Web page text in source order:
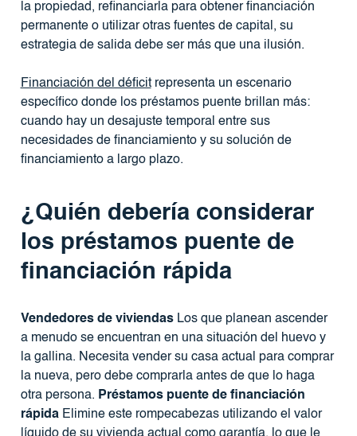
la propiedad, refinanciarla para obtener financiación
permanente o utilizar otras fuentes de capital, su
estrategia de salida debe ser más que una ilusión.
Financiación del déficitrepresenta un escenario
específico donde los préstamos puente brillan más:
cuando hay un desajuste temporal entre sus
necesidades de financiamiento y su solución de
financiamiento a largo plazo.
¿Quién debería considerar
los préstamos puente de
financiación rápida
Vendedores de viviendasLos que planean ascender
a menudo se encuentran en una situación del huevo y
la gallina. Necesita vender su casa actual para comprar
la nueva, pero debe comprarla antes de que lo haga
otra persona. Préstamos puente de financiación
rápidaElimine este rompecabezas utilizando el valor